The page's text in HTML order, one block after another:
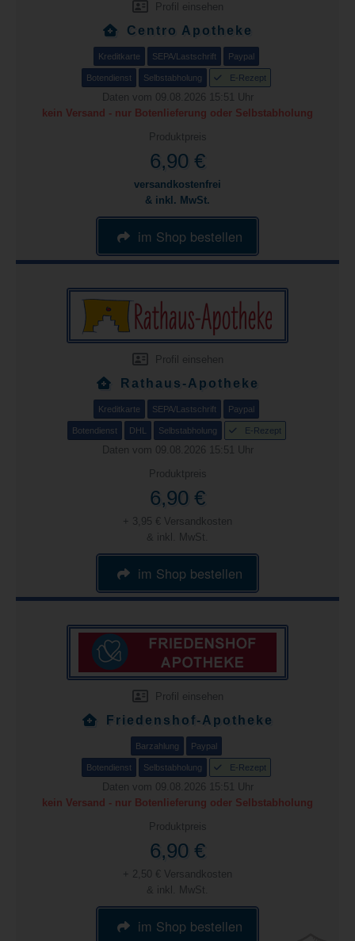
Profil einsehen
Centro Apotheke
Kreditkarte SEPA/Lastschrift Paypal
Botendienst Selbstabholung E-Rezept
Daten vom 09.08.2026 15:51 Uhr
kein Versand - nur Botenlieferung oder Selbstabholung
Produktpreis
6,90 €
versandkostenfrei
& inkl. MwSt.
im Shop bestellen
Profil einsehen
Rathaus-Apotheke
Kreditkarte SEPA/Lastschrift Paypal
Botendienst DHL Selbstabholung E-Rezept
Daten vom 09.08.2026 15:51 Uhr
Produktpreis
6,90 €
+ 3,95 € Versandkosten
& inkl. MwSt.
im Shop bestellen
Profil einsehen
Friedenshof-Apotheke
Barzahlung Paypal
Botendienst Selbstabholung E-Rezept
Daten vom 09.08.2026 15:51 Uhr
kein Versand - nur Botenlieferung oder Selbstabholung
Produktpreis
6,90 €
+ 2,50 € Versandkosten
& inkl. MwSt.
im Shop bestellen